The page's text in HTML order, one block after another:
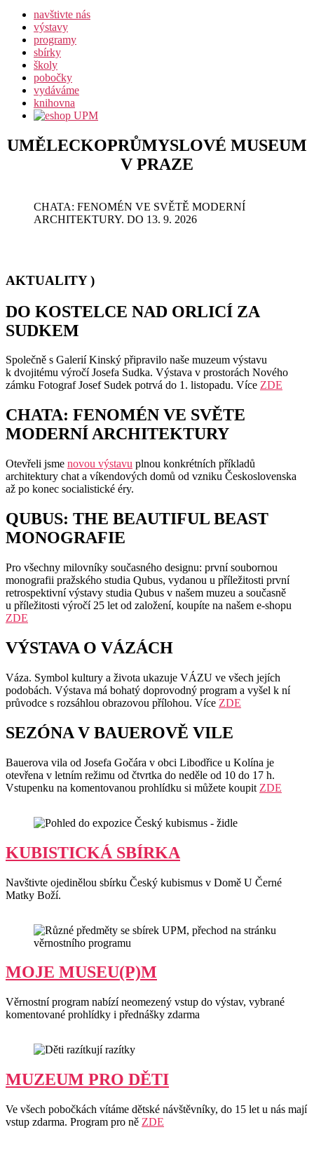
navštivte nás
výstavy
programy
sbírky
školy
pobočky
vydáváme
knihovna
UMĚLECKOPRŮMYSLOVÉ MUSEUM
V PRAZE
CHATA: FENOMÉN VE SVĚTĚ MODERNÍ
ARCHITEKTURY. DO 13. 9. 2026
AKTUALITY )
DO KOSTELCE NAD ORLICÍ ZA
SUDKEM
Společně s Galerií Kinský připravilo naše muzeum výstavu
k dvojitému výročí Josefa Sudka. Výstava v prostorách Nového
zámku Fotograf Josef Sudek potrvá do 1. listopadu. Více ZDE
CHATA: FENOMÉN VE SVĚTE
MODERNÍ ARCHITEKTURY
Otevřeli jsme novou výstavu plnou konkrétních příkladů
architektury chat a víkendových domů od vzniku Československa
až po konec socialistické éry.
QUBUS: THE BEAUTIFUL BEAST
MONOGRAFIE
Pro všechny milovníky současného designu: první soubornou
monografii pražského studia Qubus, vydanou u příležitosti první
retrospektivní výstavy studia Qubus v našem muzeu a současně
u příležitosti výročí 25 let od založení, koupíte na našem e-shopu
ZDE
VÝSTAVA O VÁZÁCH
Váza. Symbol kultury a života ukazuje VÁZU ve všech jejích
podobách. Výstava má bohatý doprovodný program a vyšel k ní
průvodce s rozsáhlou obrazovou přílohou. Více ZDE
SEZÓNA V BAUEROVĚ VILE
Bauerova vila od Josefa Gočára v obci Libodřice u Kolína je
otevřena v letním režimu od čtvrtka do neděle od 10 do 17 h.
Vstupenku na komentovanou prohlídku si můžete koupit ZDE
KUBISTICKÁ SBÍRKA
Navštivte ojedinělou sbírku Český kubismus v Domě U Černé
Matky Boží.
MOJE MUSEU(P)M
Věrnostní program nabízí neomezený vstup do výstav, vybrané
komentované prohlídky i přednášky zdarma
MUZEUM PRO DĚTI
Ve všech pobočkách vítáme dětské návštěvníky, do 15 let u nás mají
vstup zdarma. Program pro ně ZDE